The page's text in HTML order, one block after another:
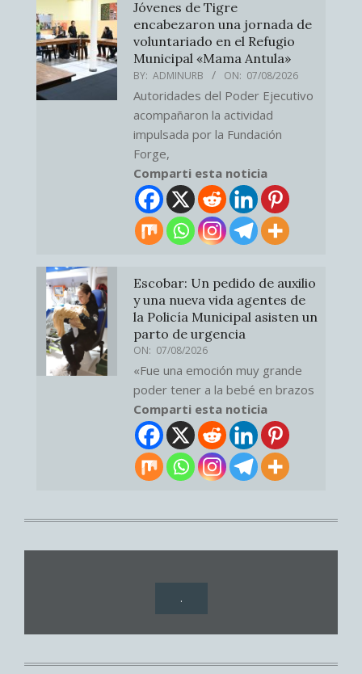
Jóvenes de Tigre
encabezaron una jornada de
voluntariado en el Refugio
Municipal «Mama Antula»
BY: ADMINURB ON: 07/08/2026
Autoridades del Poder Ejecutivo
acompañaron la actividad
impulsada por la Fundación
Forge,
Comparti esta noticia
Escobar: Un pedido de auxilio
y una nueva vida agentes de
la Policía Municipal asisten un
parto de urgencia
ON: 07/08/2026
«Fue una emoción muy grande
poder tener a la bebé en brazos
Comparti esta noticia
.